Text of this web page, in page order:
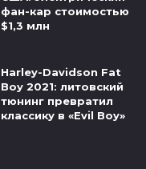
фан-кар стоимостью
$1,3 млн
Harley-Davidson Fat
Boy 2021: литовский
тюнинг превратил
классику в «Evil Boy»